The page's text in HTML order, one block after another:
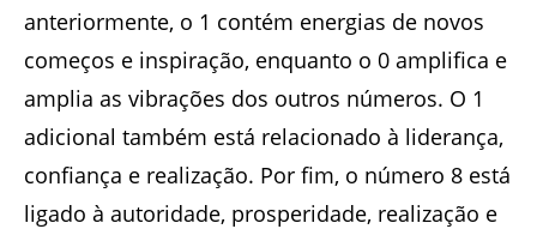
anteriormente, o 1 contém energias de novos
começos e inspiração, enquanto o 0 amplifica e
amplia as vibrações dos outros números. O 1
adicional também está relacionado à liderança,
confiança e realização. Por fim, o número 8 está
ligado à autoridade, prosperidade, realização e